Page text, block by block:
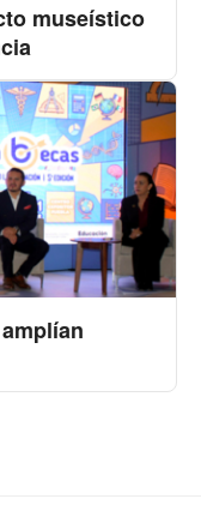
museístico